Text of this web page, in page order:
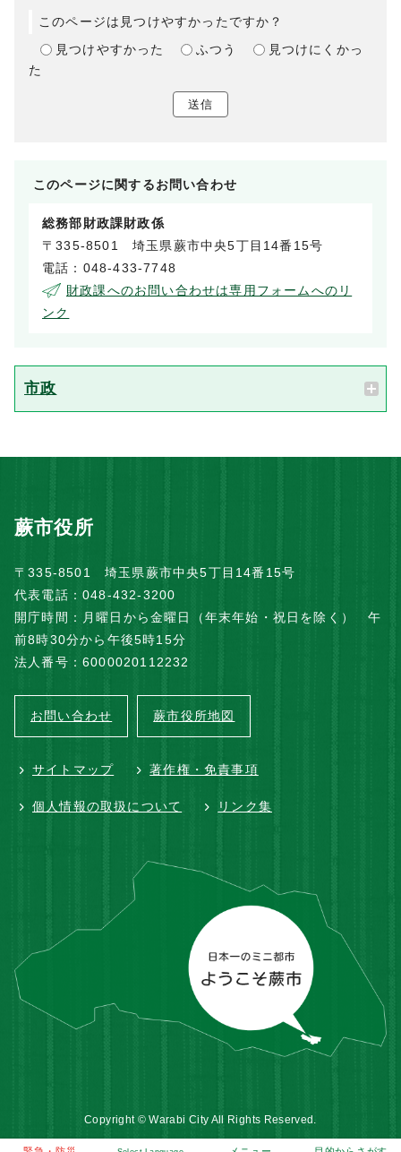
このページは見つけやすかったですか？
見つけやすかった
ふつう
見つけにくかっ
た
送信
このページに関するお問い合わせ
総務部財政課財政係
〒335-8501 埼玉県蕨市中央5丁目14番15号
電話：048-433-7748
財政課へのお問い合わせは専用フォームへのリ
ンク
市政
蕨市役所
〒335-8501 埼玉県蕨市中央5丁目14番15号
代表電話：048-432-3200
開庁時間：月曜日から金曜日（年末年始・祝日を除く） 午
前8時30分から午後5時15分
法人番号：6000020112232
お問い合わせ 蕨市役所地図
サイトマップ 著作権・免責事項
個人情報の取扱について リンク集
Copyright © Warabi City All Rights Reserved.